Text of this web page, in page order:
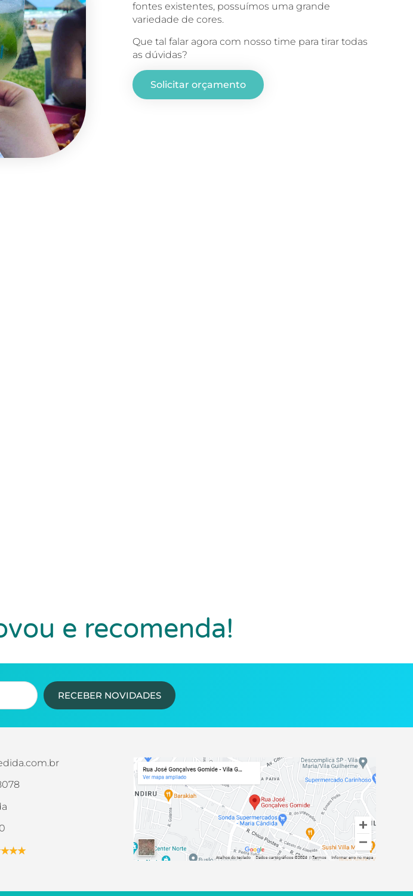
fontes existentes, possuímos uma grande
variedade de cores.
Que tal falar agora com nosso time para tirar todas
as dúvidas?
Solicitar orçamento
e recomenda!
RECEBER NOVIDADES
★★★